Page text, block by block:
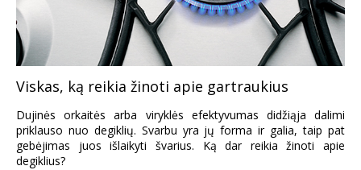
Viskas, ką reikia žinoti apie gartraukius
Dujinės orkaitės arba viryklės efektyvumas didžiąja dalimi
priklauso nuo degiklių. Svarbu yra jų forma ir galia, taip pat
gebėjimas juos išlaikyti švarius. Ką dar reikia žinoti apie
degiklius?